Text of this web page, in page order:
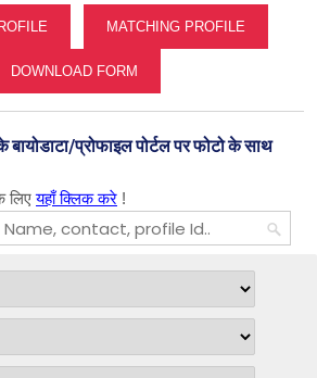
MATCHING PROFILE
DOWNLOAD FORM
बायोडाटा/प्रोफाइल पोर्टल पर फोटो के साथ
लिएयहाँ क्लिक करे !